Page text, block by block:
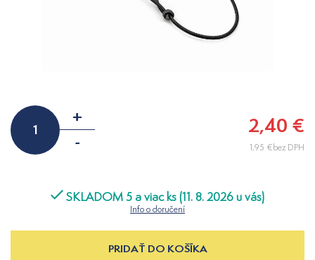
+
-
2,40 €
1,95 €bez DPH
SKLADOM 5 a viac ks (11. 8. 2026 u vás)
Info o doručení
PRIDAŤ DO KOŠÍKA